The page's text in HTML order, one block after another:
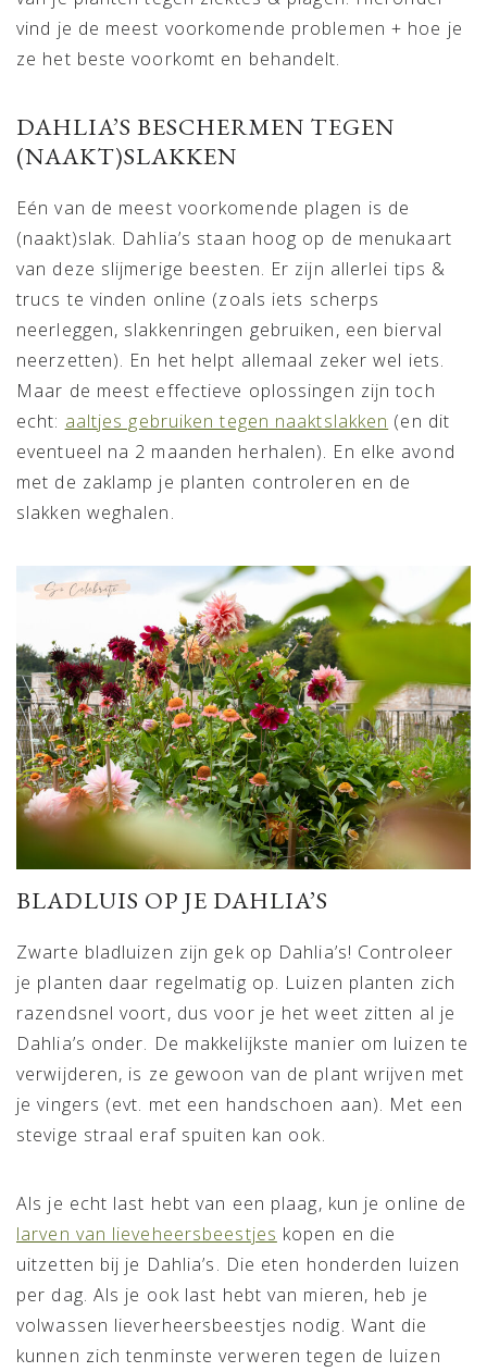
vind je de meest voorkomende problemen + hoe je
ze het beste voorkomt en behandelt.
DAHLIA’S BESCHERMEN TEGEN
(NAAKT)SLAKKEN
Eén van de meest voorkomende plagen is de
(naakt)slak. Dahlia’s staan hoog op de menukaart
van deze slijmerige beesten. Er zijn allerlei tips &
trucs te vinden online (zoals iets scherps
neerleggen, slakkenringen gebruiken, een bierval
neerzetten). En het helpt allemaal zeker wel iets.
Maar de meest effectieve oplossingen zijn toch
echt: aaltjes gebruiken tegen naaktslakken (en dit
eventueel na 2 maanden herhalen). En elke avond
met de zaklamp je planten controleren en de
slakken weghalen.
BLADLUIS OP JE DAHLIA’S
Zwarte bladluizen zijn gek op Dahlia’s! Controleer
je planten daar regelmatig op. Luizen planten zich
razendsnel voort, dus voor je het weet zitten al je
Dahlia’s onder. De makkelijkste manier om luizen te
verwijderen, is ze gewoon van de plant wrijven met
je vingers (evt. met een handschoen aan). Met een
stevige straal eraf spuiten kan ook.
Als je echt last hebt van een plaag, kun je online de
larven van lieveheersbeestjes kopen en die
uitzetten bij je Dahlia’s. Die eten honderden luizen
per dag. Als je ook last hebt van mieren, heb je
volwassen lieverheersbeestjes nodig. Want die
kunnen zich tenminste verweren tegen de luizen